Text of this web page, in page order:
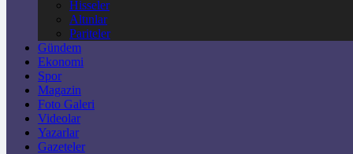
Hisseler
Altınlar
Pariteler
Gündem
Ekonomi
Spor
Magazin
Foto Galeri
Videolar
Yazarlar
Gazeteler